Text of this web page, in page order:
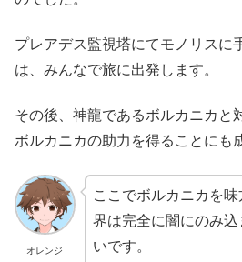
プレアデス監視塔にてモノリスに
は、みんなで旅に出発します。
その後、神龍であるボルカニカと
ボルカニカの助力を得ることにも
オレンジ
ここでボルカニカを
界は完全に闇にのみ
いです。